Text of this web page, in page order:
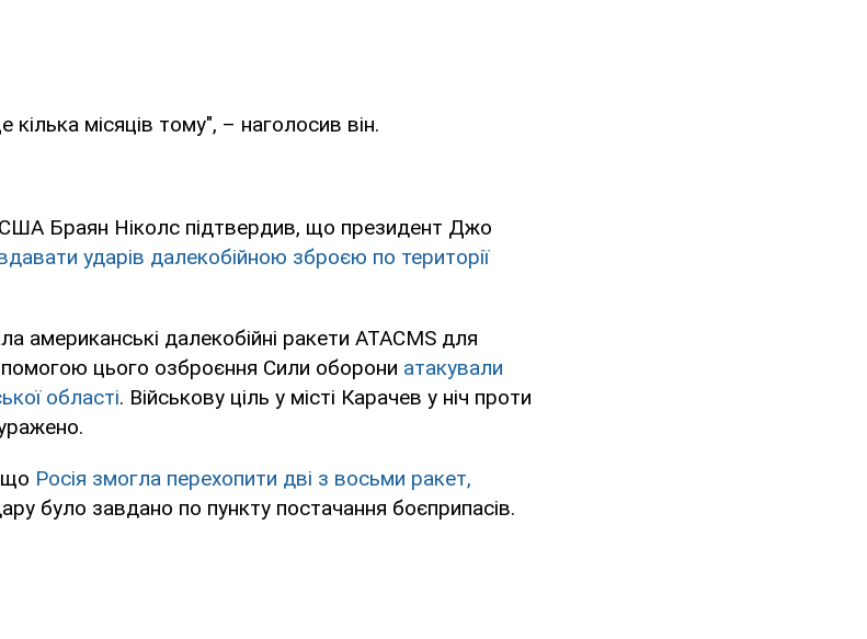
місяців тому", – наголосив він.
Браян Ніколс підтвердив, що президент Джо
ударів далекобійною зброєю по території
американські далекобійні ракети ATACMS для
цього озброєння Сили оборони атакували
області. Військову ціль у місті Карачев у ніч проти
що Росія змогла перехопити дві з восьми ракет,
було завдано по пункту постачання боєприпасів.